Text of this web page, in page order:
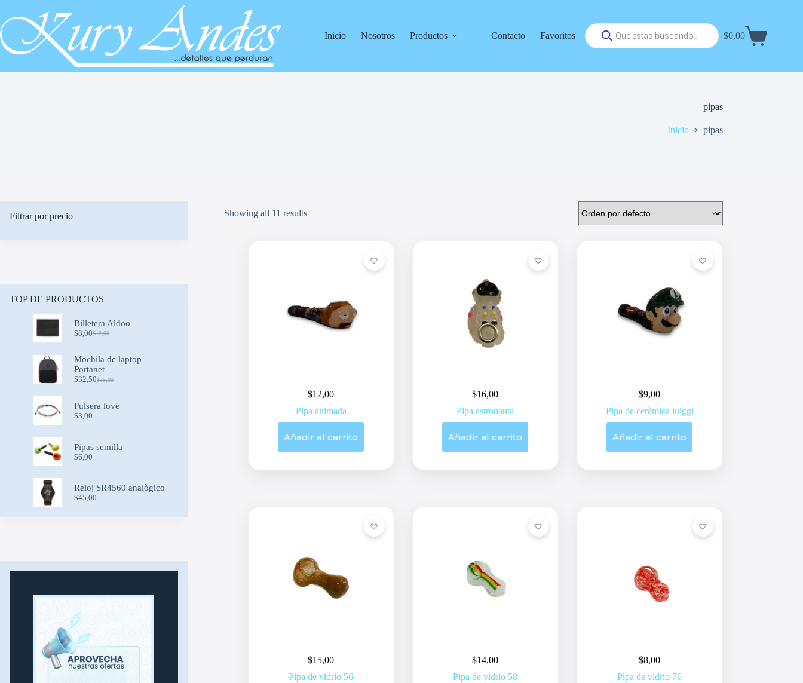
contenido
Inicio
Nosotros Productos Contacto Favoritos
Búsqueda
de
productos
Carrito
$0,00
pipas
Inicio pipas
Showing all 11 results
$12,00
Pipa animada
Añadir al carrito
$16,00
Pipa astronauta
Añadir al carrito
$9,00
Pipa de ceràmica luiggi
Añadir al carrito
$15,00
Pipa de vidrio 56
$14,00
Pipa de vidrio 58
$8,00
Pipa de vidrio 76
Filtrar por precio
TOP DE PRODUCTOS
Billetera Aldoo
$12,00
Original
was:
$12,00.
$8,00Current
is:
$8,00.
Mochila de laptop
Portanet
$35,00
Original
was:
$32,50Current
Pulsera love
$3,00
Pipas semilla
$6,00
Reloj SR4560 analògico
$45,00